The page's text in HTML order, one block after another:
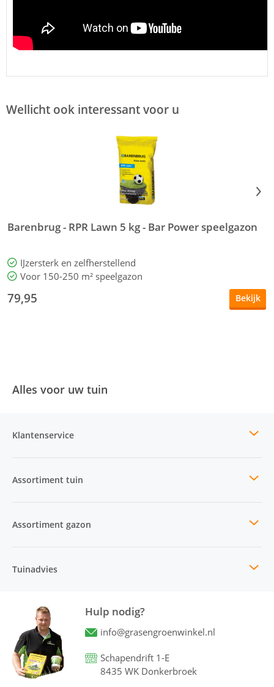
Wellicht ook interessant voor u
Barenbrug - RPR Lawn 5 kg - Bar Power speelgazon
IJzersterk en zelfherstellend
Voor 150-250 m² speelgazon
79,95 Bekijk
Alles voor uw tuin
Hulp nodig?
info@grasengroenwinkel.nl
Schapendrift 1-E
8435 WK Donkerbroek
Klantenservice
Assortiment tuin
Assortiment gazon
Tuinadvies